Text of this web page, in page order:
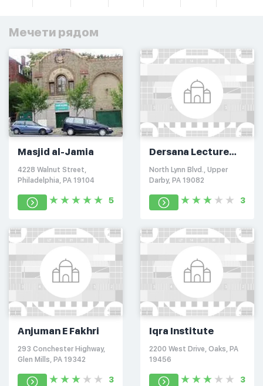
Мечети рядом
Masjid al-Jamia
4228 Walnut Street,
Philadelphia, PA 19104
5
Dersana Lecture
House
North Lynn Blvd., Upper
Darby, PA 19082
3
Anjuman E Fakhri
293 Conchester Highway,
Glen Mills, PA 19342
3
Iqra Institute
2200 West Drive, Oaks, PA
19456
3